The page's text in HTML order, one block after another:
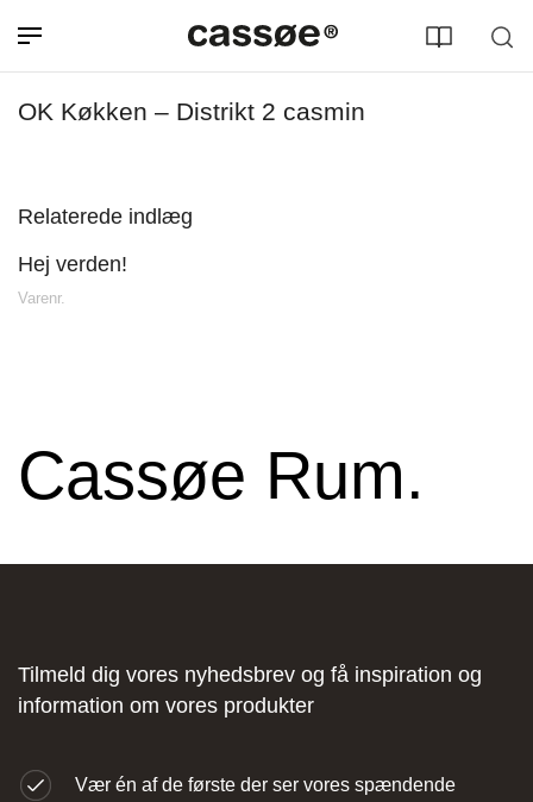
OK Køkken – Distrikt 2 casmin
Relaterede indlæg
Hej verden!
Varenr.
Cassøe Rum.
Tilmeld dig vores nyhedsbrev og få inspiration og
information om vores produkter
Vær én af de første der ser vores spændende
Søg efter adresse
Danmark